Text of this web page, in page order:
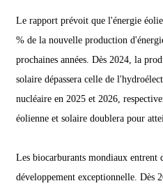
Le rapport prévoit que l'énergie
% de la nouvelle production
prochaines années. Dès 2024, la
solaire dépassera celle de
nucléaire en 2025 et 2026,
éolienne et solaire doublera pour
Les biocarburants mondiaux entrent
développement exceptionnelle. Dès